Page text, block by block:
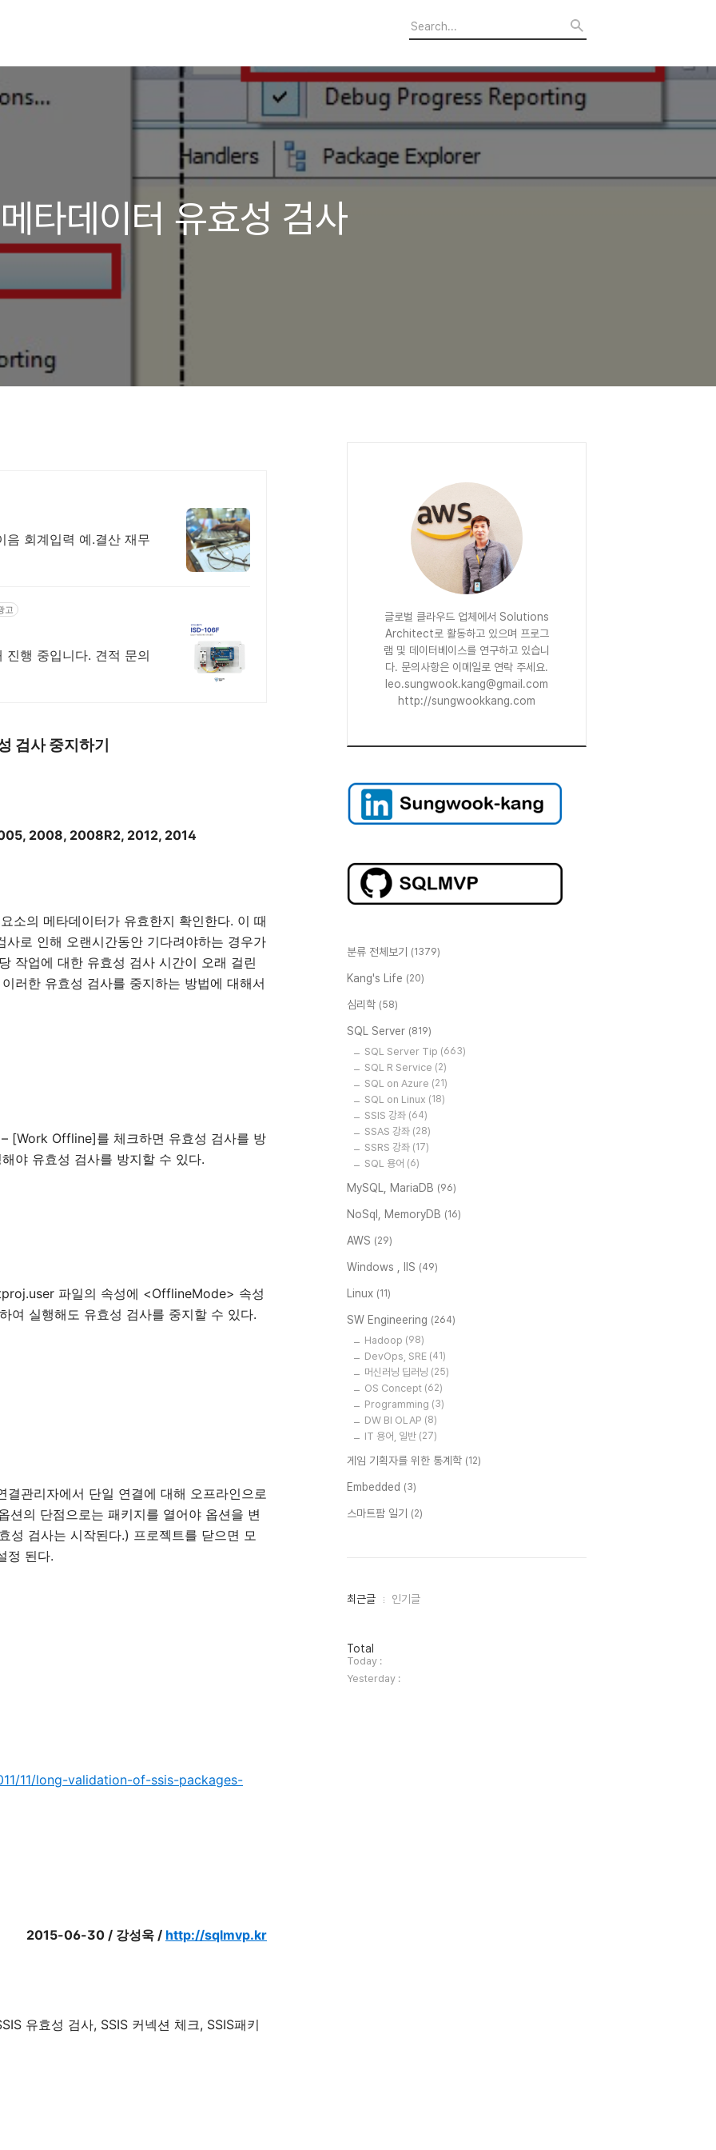
타데이터 유효성 검사
음 회계입력 예.결산 재무
고
행 중입니다. 견적 문의
검사 중지하기
2008, 2008R2, 2012, 2014
소의 메타데이터가 유효한지 확인한다. 이 때
로 인해 오랜시간동안 기다려야하는 경우가
작업에 대한 유효성 검사 시간이 오래 걸린
러한 유효성 검사를 중지하는 방법에 대해서
[Work Offline]를 체크하면 유효성 검사를 방
야 유효성 검사를 방지할 수 있다.
파일의 속성에 <OfflineMode> 속성
여 실행해도 유효성 검사를 중지할 수 있다.
관리자에서 단일 연결에 대해 오프라인으로
션의 단점으로는 패키지를 열어야 옵션을 변
성 검사는 시작된다.) 프로젝트를 닫으면 모
정 된다.
11/long-validation-of-ssis-packages-
2015-06-30 / 강성욱 / http://sqlmvp.kr
유효성 검사, SSIS 커넥션 체크, SSIS패키
글로벌 클라우드 업체에서 Solutions
Architect로 활동하고 있으며 프로그
램 및 데이터베이스를 연구하고 있습니
다. 문의사항은 이메일로 연락 주세요.
leo.sungwook.kang@gmail.com
http://sungwookkang.com
분류 전체보기 (1379)
Kang's Life (20)
심리학 (58)
SQL Server (819)
SQL Server Tip (663)
SQL R Service (2)
SQL on Azure (21)
SQL on Linux (18)
SSIS 강좌 (64)
SSAS 강좌 (28)
SSRS 강좌 (17)
SQL 용어 (6)
MySQL, MariaDB (96)
NoSql, MemoryDB (16)
AWS (29)
Windows , IIS (49)
Linux (11)
SW Engineering (264)
Hadoop (98)
DevOps, SRE (41)
머신러닝 딥러닝 (25)
OS Concept (62)
Programming (3)
DW BI OLAP (8)
IT 용어, 일반 (27)
게임 기획자를 위한 통계학 (12)
Embedded (3)
스마트팜 일기 (2)
최
인
기
글
최근글 인기글
방
문
자
수
Total
Today :
Yesterday :